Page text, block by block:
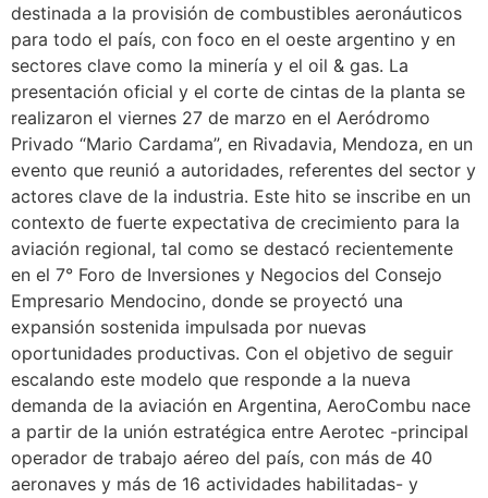
destinada a la provisión de combustibles aeronáuticos
para todo el país, con foco en el oeste argentino y en
sectores clave como la minería y el oil & gas. La
presentación oficial y el corte de cintas de la planta se
realizaron el viernes 27 de marzo en el Aeródromo
Privado “Mario Cardama”, en Rivadavia, Mendoza, en un
evento que reunió a autoridades, referentes del sector y
actores clave de la industria. Este hito se inscribe en un
contexto de fuerte expectativa de crecimiento para la
aviación regional, tal como se destacó recientemente
en el 7° Foro de Inversiones y Negocios del Consejo
Empresario Mendocino, donde se proyectó una
expansión sostenida impulsada por nuevas
oportunidades productivas. Con el objetivo de seguir
escalando este modelo que responde a la nueva
demanda de la aviación en Argentina, AeroCombu nace
a partir de la unión estratégica entre Aerotec -principal
operador de trabajo aéreo del país, con más de 40
aeronaves y más de 16 actividades habilitadas- y